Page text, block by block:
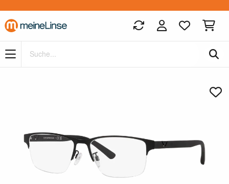
Zum Hauptinhalt springen